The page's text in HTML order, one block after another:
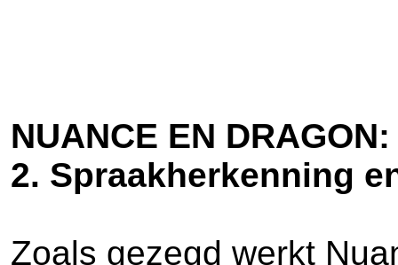
NUANCE EN
2. Spraakherkenning
Zoals gezegd werkt